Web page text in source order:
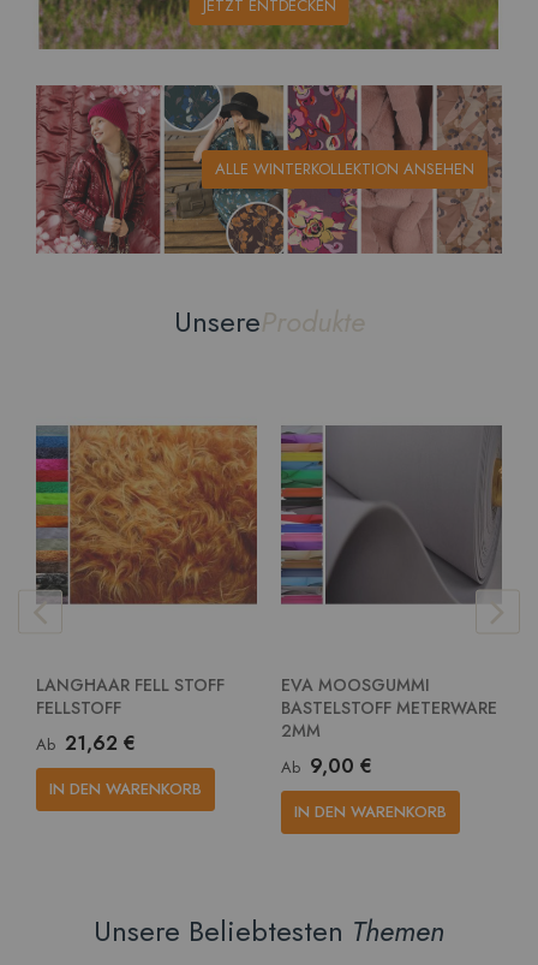
JETZT ENTDECKEN
ALLE WINTERKOLLEKTION ANSEHEN
UnsereProdukte
LANGHAAR FELL STOFF
FELLSTOFF
Ab 21,62 €
IN DEN WARENKORB
EVA MOOSGUMMI
BASTELSTOFF METERWARE
2MM
Ab 9,00 €
IN DEN WARENKORB
Unsere Beliebtesten Themen